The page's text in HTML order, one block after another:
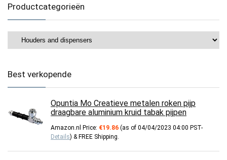
Productcategorieën
Best verkopende
Opuntia Mo Creatieve metalen roken pijp
draagbare aluminium kruid tabak pijpen
Amazon.nl Price: €19.86 (as of 04/04/2023 04:00 PST-
Details) & FREE Shipping